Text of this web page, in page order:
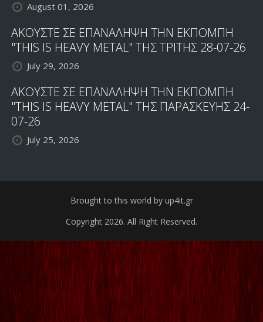
August 01, 2026
ΑΚΟΥΣΤΕ ΣΕ ΕΠΑΝΑΛΗΨΗ ΤΗΝ ΕΚΠΟΜΠΗ
"THIS IS HEAVY METAL" ΤΗΣ ΤΡΙΤΗΣ 28-07-26
July 29, 2026
ΑΚΟΥΣΤΕ ΣΕ ΕΠΑΝΑΛΗΨΗ ΤΗΝ ΕΚΠΟΜΠΗ
"THIS IS HEAVY METAL" ΤΗΣ ΠΑΡΑΣΚΕΥΗΣ 24-
07-26
July 25, 2026
Brought to this world by up4it.gr
Copyright 2026. All Right Reserved.